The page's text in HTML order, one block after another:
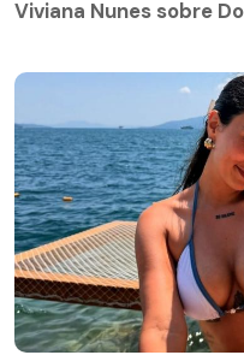
Viviana Nunes sobre